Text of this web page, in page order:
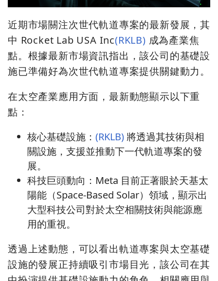
近期市場關注次世代軌道專案的最新發展，其
中 Rocket Lab USA Inc(RKLB) 成為產業焦
點。根據最新市場資訊指出，該公司的基礎設
施已準備好為次世代軌道專案提供關鍵動力。
在太空產業應用方面，最新動態顯示以下重
點：
核心基礎設施： (RKLB) 將透過其技術與相
關設施，支援並推動下一代軌道專案的發
展。
科技巨頭動向：Meta 目前正著眼於天基太
陽能（Space-Based Solar）領域，顯示出
大型科技公司對於太空相關技術與能源應
用的重視。
透過上述動態，可以看出軌道專案與太空基礎
設施的發展正持續吸引市場目光，該公司在其